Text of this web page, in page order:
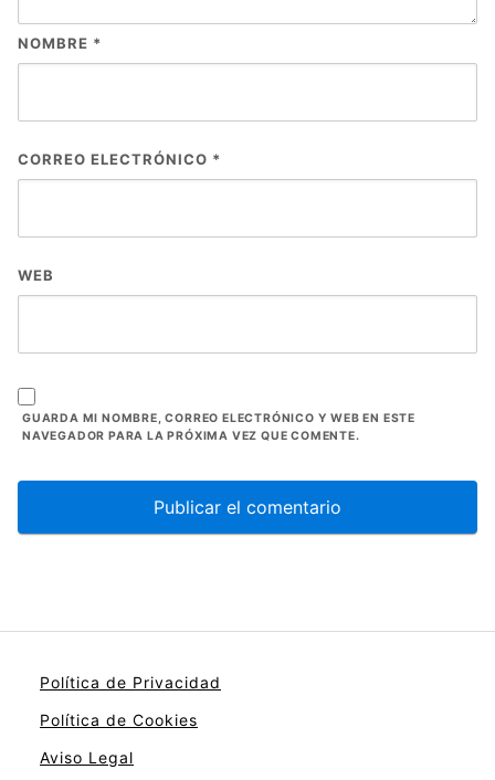
NOMBRE *
CORREO ELECTRÓNICO *
WEB
GUARDA MI NOMBRE, CORREO ELECTRÓNICO Y WEB EN ESTE
NAVEGADOR PARA LA PRÓXIMA VEZ QUE COMENTE.
Política de Privacidad
Política de Cookies
Aviso Legal